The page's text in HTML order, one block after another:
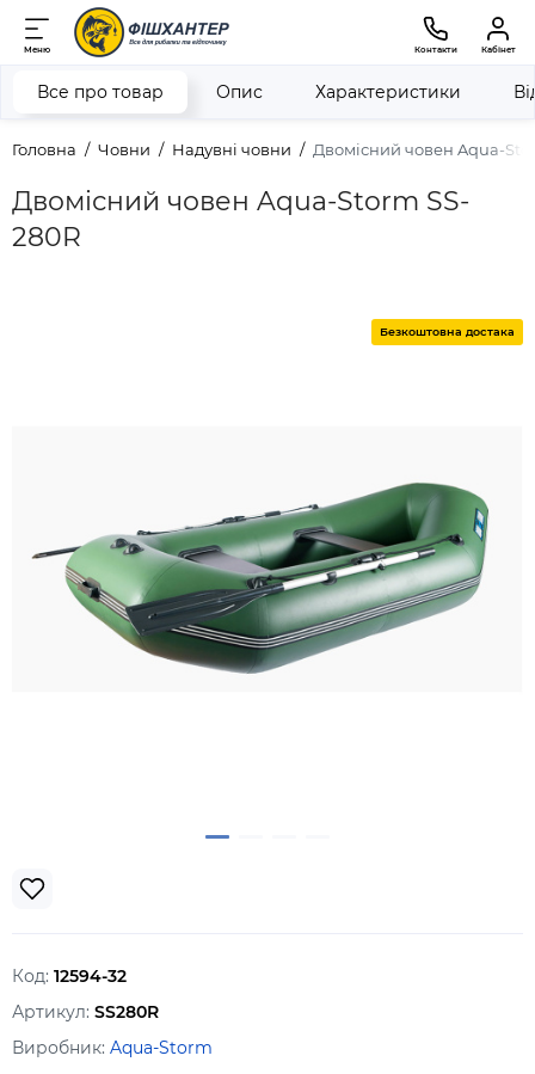
Меню Контакти Кабінет
Головна Човни Надувні човни Двомісний човен Aqua-
Двомісний човен Aqua-Storm SS-
280R
Все про товар Опис Характеристики
Безкоштовна достака
Код: 12594-32
Артикул: SS280R
Виробник: Aqua-Storm